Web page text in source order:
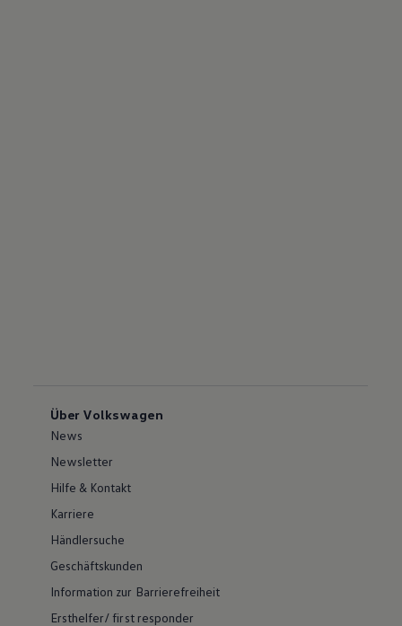
Über Volkswagen
News
Newsletter
Hilfe & Kontakt
Karriere
Händlersuche
Geschäftskunden
Information zur Barrierefreiheit
Ersthelfer/ first responder